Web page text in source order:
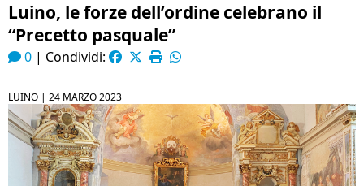
Luino, le forze dell’ordine celebrano il
“Precetto pasquale”
0 | Condividi:
LUINO | 24 MARZO 2023